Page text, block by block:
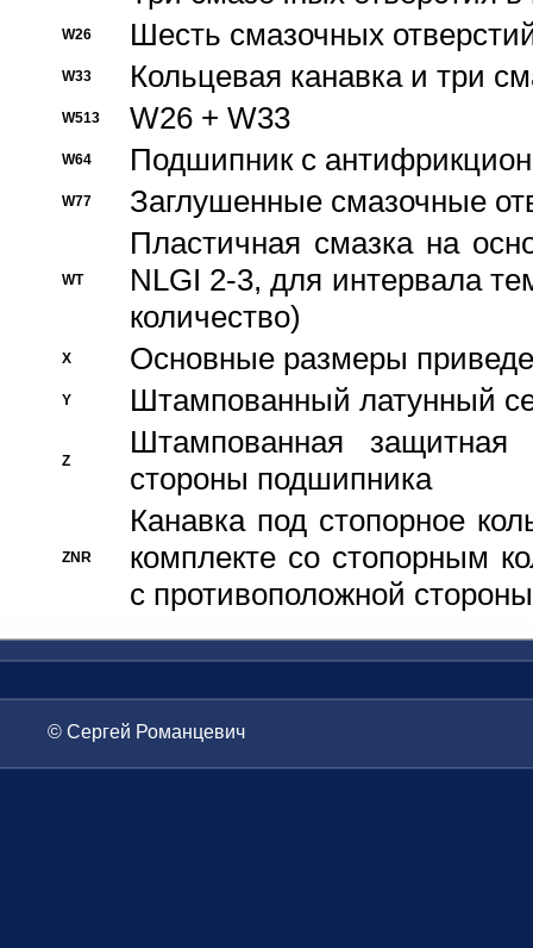
W26 Шесть смазочных
W33 Кольцевая канавка и три
W513 W26 + W33
W64 Подшипник с
W77 Заглушенные смазочные
WT
Пластичная смазка на
NLGI 2-3, для интервала
количество)
X Основные размеры
Y Штампованный латунный
Z
Штампованная
стороны подшипника
ZNR
Канавка под стопорное
комплекте со стопорным
с противоположной стороны
© Сергей Романцевич